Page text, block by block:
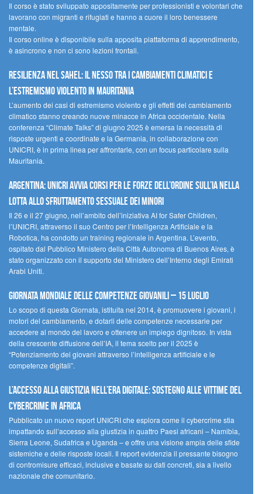
Il corso è stato sviluppato appositamente per professionisti e volontari che
lavorano con migranti e rifugiati e hanno a cuore il loro benessere
mentale.
Il corso online è disponibile sulla apposita piattaforma di apprendimento,
è asincrono e non ci sono lezioni frontali.
Resilienza nel Sahel: il nesso tra i cambiamenti climatici e
l’estremismo violento in Mauritania
L’aumento dei casi di estremismo violento e gli effetti del cambiamento
climatico stanno creando nuove minacce in Africa occidentale. Nella
conferenza “Climate Talks” di giugno 2025 è emersa la necessità di
risposte urgenti e coordinate e la Germania, in collaborazione con
UNICRI, è in prima linea per affrontarle, con un focus particolare sulla
Mauritania.
Argentina: UNICRI avvia corsi per le forze dell’ordine sull’IA nella
lotta allo sfruttamento sessuale dei minori
Il 26 e il 27 giugno, nell’ambito dell’iniziativa AI for Safer Children,
l’UNICRI, attraverso il suo Centro per l’Intelligenza Artificiale e la
Robotica, ha condotto un training regionale in Argentina. L’evento,
ospitato dal Pubblico Ministero della Città Autonoma di Buenos Aires, è
stato organizzato con il supporto del Ministero dell’Interno degli Emirati
Arabi Uniti.
Giornata Mondiale delle Competenze Giovanili – 15 luglio
Lo scopo di questa Giornata, istituita nel 2014, è promuovere i giovani, i
motori del cambiamento, e dotarli delle competenze necessarie per
accedere al mondo del lavoro e ottenere un impiego dignitoso. In vista
della crescente diffusione dell’IA, il tema scelto per il 2025 è
“Potenziamento dei giovani attraverso l’intelligenza artificiale e le
competenze digitali”.
L’accesso alla giustizia nell’era digitale: sostegno alle vittime del
cybercrime in Africa
Pubblicato un nuovo report UNICRI che esplora come il cybercrime stia
impattando sull’accesso alla giustizia in quattro Paesi africani – Namibia,
Sierra Leone, Sudafrica e Uganda – e offre una visione ampia delle sfide
sistemiche e delle risposte locali. Il report evidenzia il pressante bisogno
di contromisure efficaci, inclusive e basate su dati concreti, sia a livello
nazionale che comunitario.